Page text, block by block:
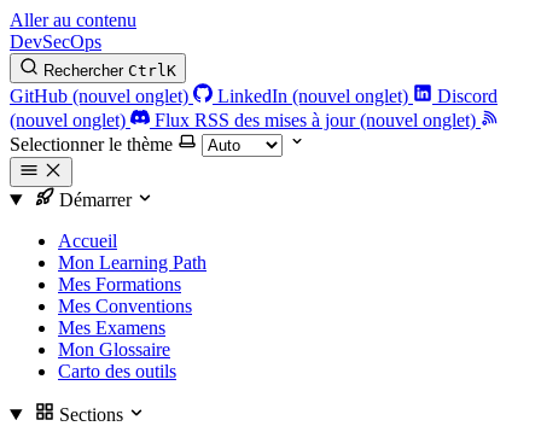
Aller au contenu
DevSecOps
Rechercher CtrlK
GitHub (nouvel onglet) LinkedIn (nouvel onglet)
Discord
(nouvel onglet)
Flux RSS des mises à jour (nouvel onglet)
Selectionner le thème
Démarrer
Accueil
Mon Learning Path
Mes Formations
Mes Conventions
Mes Examens
Mon Glossaire
Carto des outils
Sections